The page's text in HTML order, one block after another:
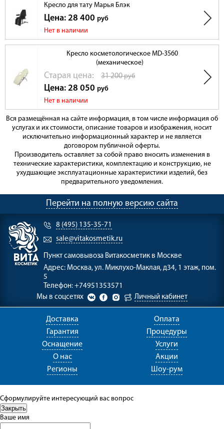
Кресло для тату Марья Блэк
Цена: 28 400 руб
Нет в наличии
Кресло косметологическое MD-3560
(механическое)
Cтарая цена: 31 200руб
Цена: 28 050 руб
Нет в наличии
Вся размещённая на сайте информация, в том числе информация об
услугах и их стоимости, описание товаров и изображения, носит
исключительно информационный характер и не является
договором публичной оферты.
Производитель оставляет за собой право вносить изменения в
технические характеристики, комплектацию и конструкцию, не
ухудшающие эксплуатационные характеристики изделий, без
предварительного уведомления.
Перейти на полную версию сайта
8 (495) 135-35-71
sale@vitakosmetik.ru
Пункт самовывоза Витакосметик в Москве
Адрес: Москва, ул. Миклухо-Маклая, д34, 1 этаж, пом.
5
Телефон: +74951353571
Мы в соцсетях
Личный кабинет
Доставка
Оплата
Гарантия
Процедуры
Оснащение
Услуги
О нас
Акции
Регионы
Шоу-рум
Сформулируйте интересующий вас вопрос
Ваше имя